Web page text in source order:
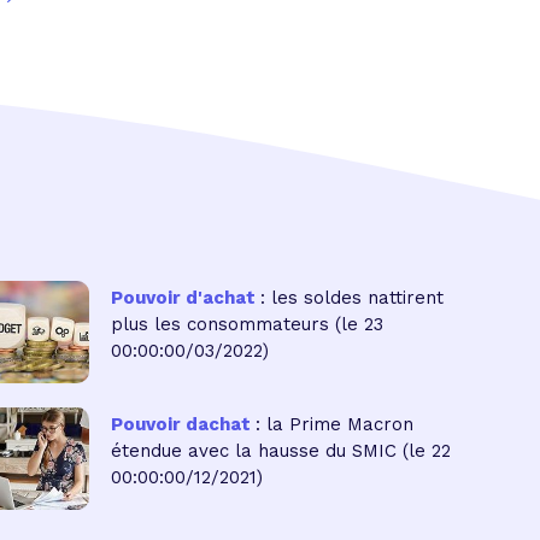
Pouvoir d'achat : les soldes nattirent
plus les consommateurs (le 23
00:00:00/03/2022)
Pouvoir dachat : la Prime Macron
étendue avec la hausse du SMIC (le 22
00:00:00/12/2021)